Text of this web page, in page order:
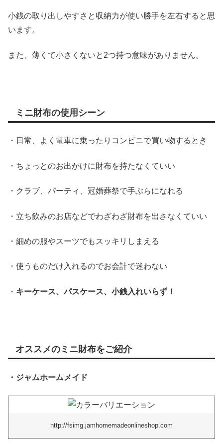
小銭の取り出しやすさと収納力が使い勝手を左右すると思
います。
また、薄くて小さくないと2つ持つ意味がありません。
ミニ財布の使用シーン
・日常、よく電車に乗ったりコンビニで買い物するとき
・ちょっとのお出かけに財布を持たなくていい
・クラブ、パーティ、冠婚葬祭で手ぶらになれる
・立ち飲みのお店などでわざわざ財布を出さなくていい
・細めの服やスーツでもスッキリしまえる
・使うものだけ入れるのでお会計で迷わない
・ キーケース、パスケース、小銭入れいらず！
オススメのミニ財布をご紹介
・ジャムホームメイド
http://fsimg.jamhomemadeonlineshop.com